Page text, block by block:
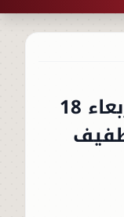
سعر اليورو اليوم الأربعاء 18
طفيف